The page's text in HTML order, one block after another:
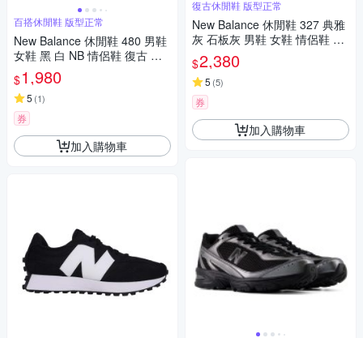
百搭休閒鞋 版型正常
New Balance 休閒鞋 480 男鞋
女鞋 黑 白 NB 情侶鞋 復古 低
筒 百搭 紐巴倫 BB480LBA-D
$1,980
5 (1)
券
加入購物車
復古休閒鞋 版型正常
New Balance 休閒鞋 327 典雅
灰 石板灰 男鞋 女鞋 情侶鞋 復
古 NB U327FF-D
$2,380
5 (5)
券
加入購物車